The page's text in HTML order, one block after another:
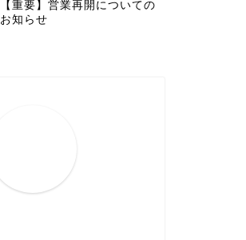
【重要】営業再開についての
お知らせ